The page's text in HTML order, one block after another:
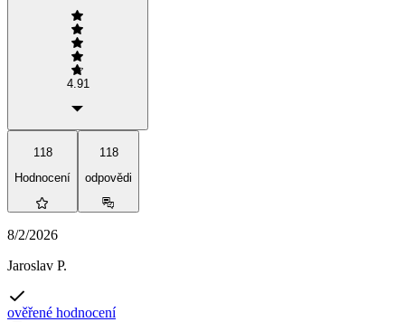
4.91
118
Hodnocení
118
odpovědi
8/2/2026
Jaroslav P.
ověřené hodnocení